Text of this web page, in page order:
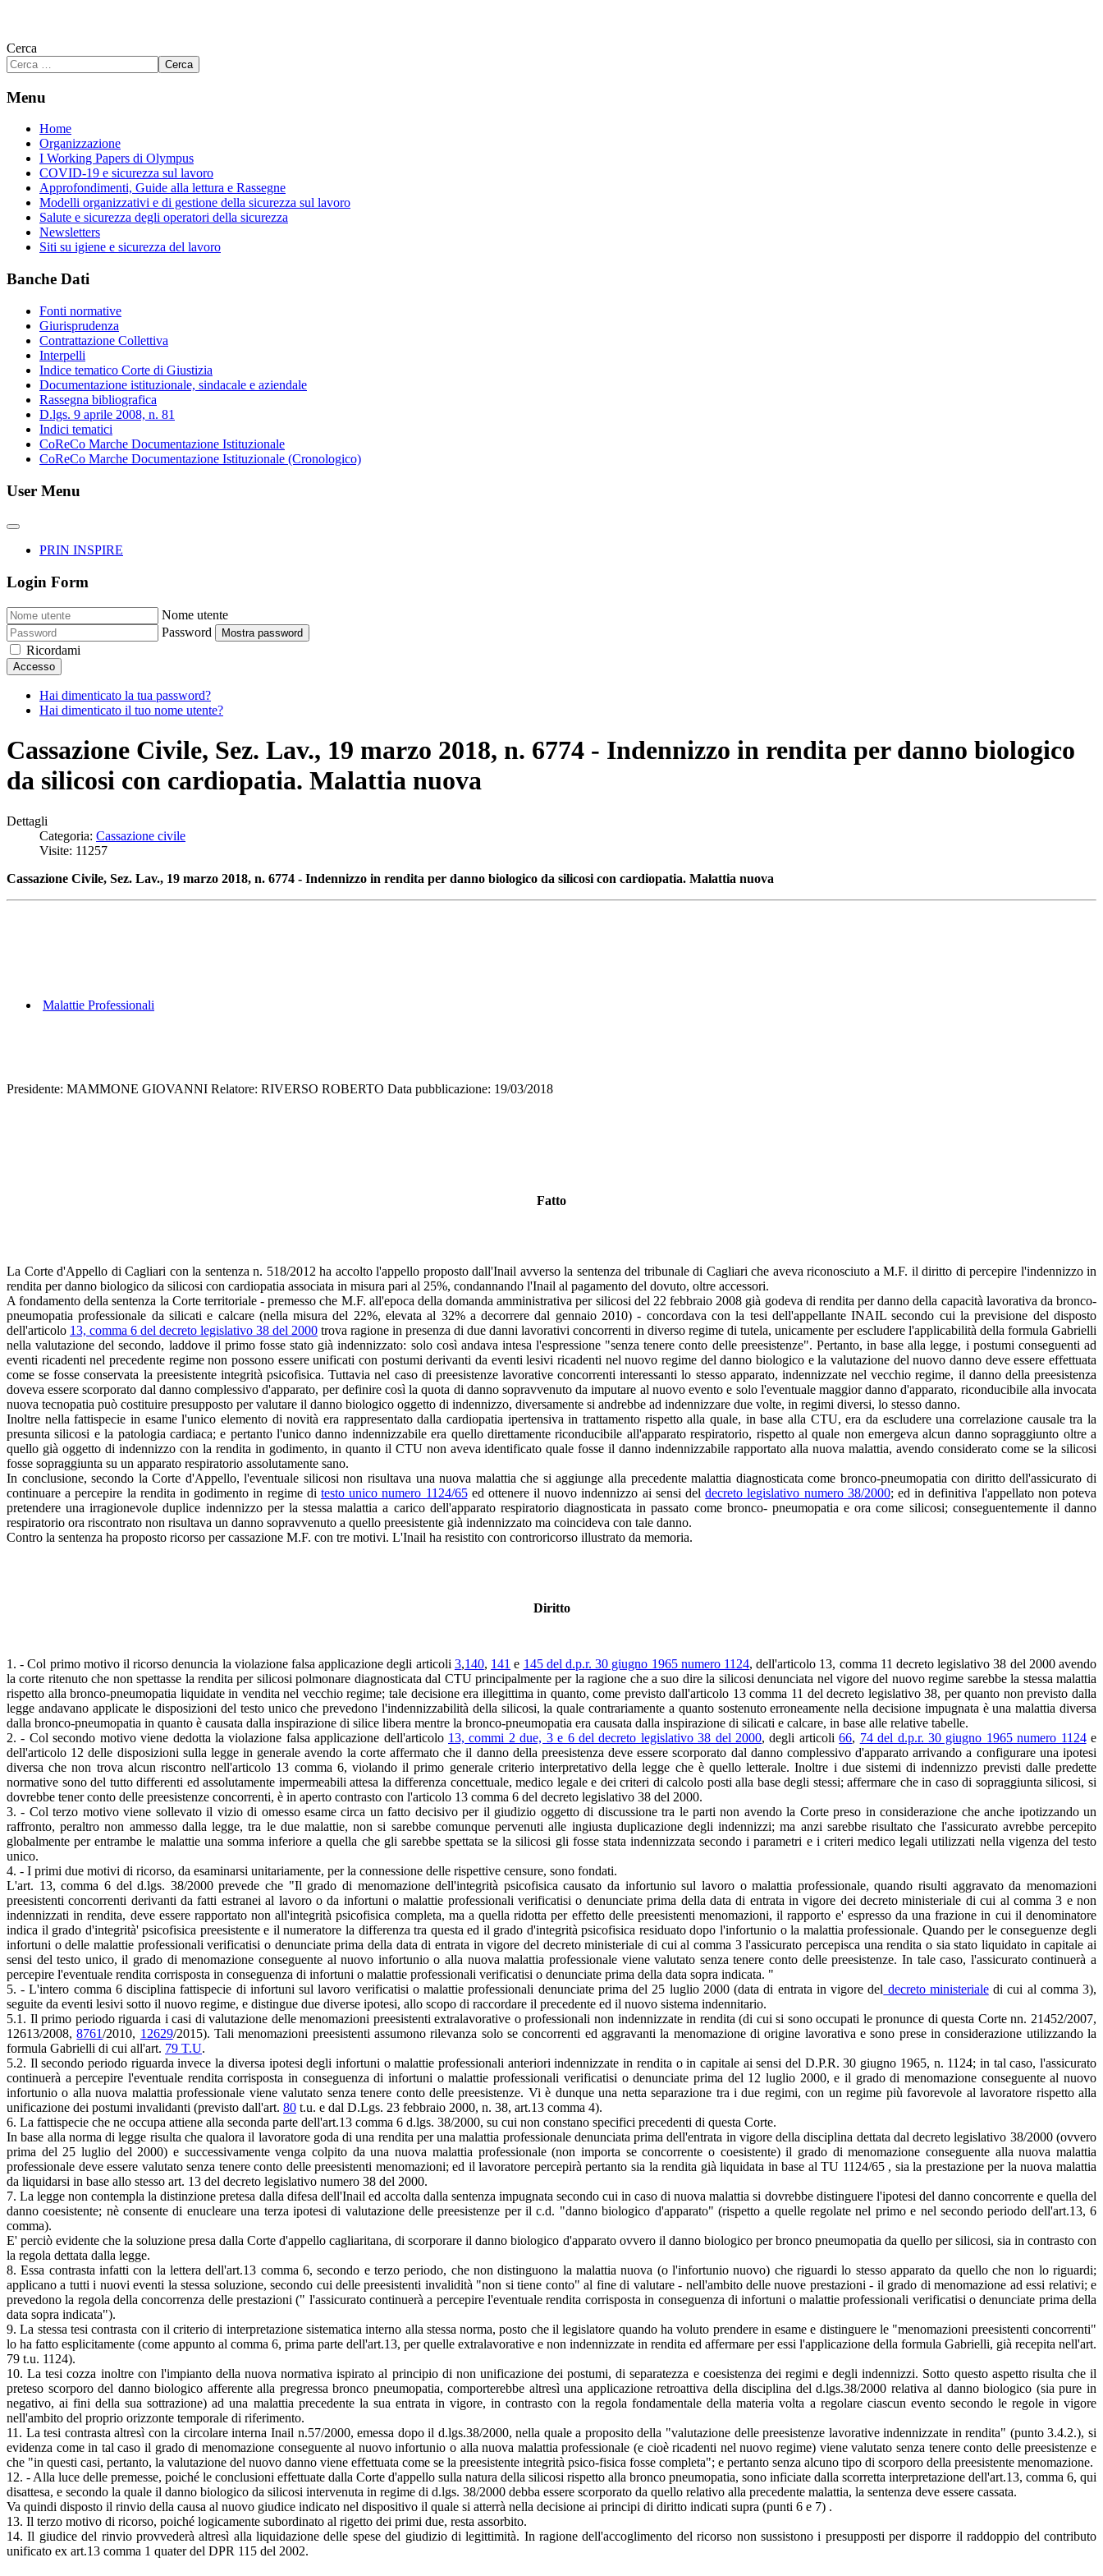
Cerca
Cerca
Menu
Home
Organizzazione
I Working Papers di Olympus
COVID-19 e sicurezza sul lavoro
Approfondimenti, Guide alla lettura e Rassegne
Modelli organizzativi e di gestione della sicurezza sul lavoro
Salute e sicurezza degli operatori della sicurezza
Newsletters
Siti su igiene e sicurezza del lavoro
Banche Dati
Fonti normative
Giurisprudenza
Contrattazione Collettiva
Interpelli
Indice tematico Corte di Giustizia
Documentazione istituzionale, sindacale e aziendale
Rassegna bibliografica
D.lgs. 9 aprile 2008, n. 81
Indici tematici
CoReCo Marche Documentazione Istituzionale
CoReCo Marche Documentazione Istituzionale (Cronologico)
User Menu
PRIN INSPIRE
Login Form
Nome utente
Password
Mostra password
Ricordami
Accesso
Hai dimenticato la tua password?
Hai dimenticato il tuo nome utente?
Cassazione Civile, Sez. Lav., 19 marzo 2018, n. 6774 - Indennizzo in rendita per danno biologico
da silicosi con cardiopatia. Malattia nuova
Dettagli
Categoria: Cassazione civile
Visite: 11257
Cassazione Civile, Sez. Lav., 19 marzo 2018, n. 6774 - Indennizzo in rendita per danno biologico da silicosi con cardiopatia. Malattia nuova
Malattie Professionali
Presidente: MAMMONE GIOVANNI Relatore: RIVERSO ROBERTO Data pubblicazione: 19/03/2018
Fatto
La Corte d'Appello di Cagliari con la sentenza n. 518/2012 ha accolto l'appello proposto dall'Inail avverso la sentenza del tribunale di Cagliari che aveva riconosciuto a M.F. il diritto di percepire l'indennizzo in
rendita per danno biologico da silicosi con cardiopatia associata in misura pari al 25%, condannando l'Inail al pagamento del dovuto, oltre accessori.
A fondamento della sentenza la Corte territoriale - premesso che M.F. all'epoca della domanda amministrativa per silicosi del 22 febbraio 2008 già godeva di rendita per danno della capacità lavorativa da bronco-
pneumopatia professionale da silicati e calcare (nella misura del 22%, elevata al 32% a decorrere dal gennaio 2010) - concordava con la tesi dell'appellante INAIL secondo cui la previsione del disposto
dell'articolo 13, comma 6 del decreto legislativo 38 del 2000 trova ragione in presenza di due danni lavorativi concorrenti in diverso regime di tutela, unicamente per escludere l'applicabilità della formula Gabrielli
nella valutazione del secondo, laddove il primo fosse stato già indennizzato: solo così andava intesa l'espressione "senza tenere conto delle preesistenze". Pertanto, in base alla legge, i postumi conseguenti ad
eventi ricadenti nel precedente regime non possono essere unificati con postumi derivanti da eventi lesivi ricadenti nel nuovo regime del danno biologico e la valutazione del nuovo danno deve essere effettuata
come se fosse conservata la preesistente integrità psicofisica. Tuttavia nel caso di preesistenze lavorative concorrenti interessanti lo stesso apparato, indennizzate nel vecchio regime, il danno della preesistenza
doveva essere scorporato dal danno complessivo d'apparato, per definire così la quota di danno sopravvenuto da imputare al nuovo evento e solo l'eventuale maggior danno d'apparato, riconducibile alla invocata
nuova tecnopatia può costituire presupposto per valutare il danno biologico oggetto di indennizzo, diversamente si andrebbe ad indennizzare due volte, in regimi diversi, lo stesso danno.
Inoltre nella fattispecie in esame l'unico elemento di novità era rappresentato dalla cardiopatia ipertensiva in trattamento rispetto alla quale, in base alla CTU, era da escludere una correlazione causale tra la
presunta silicosi e la patologia cardiaca; e pertanto l'unico danno indennizzabile era quello direttamente riconducibile all'apparato respiratorio, rispetto al quale non emergeva alcun danno sopraggiunto oltre a
quello già oggetto di indennizzo con la rendita in godimento, in quanto il CTU non aveva identificato quale fosse il danno indennizzabile rapportato alla nuova malattia, avendo considerato come se la silicosi
fosse sopraggiunta su un apparato respiratorio assolutamente sano.
In conclusione, secondo la Corte d'Appello, l'eventuale silicosi non risultava una nuova malattia che si aggiunge alla precedente malattia diagnosticata come bronco-pneumopatia con diritto dell'assicurato di
continuare a percepire la rendita in godimento in regime di testo unico numero 1124/65ed ottenere il nuovo indennizzo ai sensi deldecreto legislativo numero 38/2000; ed in definitiva l'appellato non poteva
pretendere una irragionevole duplice indennizzo per la stessa malattia a carico dell'apparato respiratorio diagnosticata in passato come bronco- pneumopatia e ora come silicosi; conseguentemente il danno
respiratorio ora riscontrato non risultava un danno sopravvenuto a quello preesistente già indennizzato ma coincideva con tale danno.
Contro la sentenza ha proposto ricorso per cassazione M.F. con tre motivi. L'Inail ha resistito con controricorso illustrato da memoria.
Diritto
1. - Col primo motivo il ricorso denuncia la violazione falsa applicazione degli articoli 3,140, 141 e 145 del d.p.r. 30 giugno 1965 numero 1124, dell'articolo 13, comma 11 decreto legislativo 38 del 2000 avendo
la corte ritenuto che non spettasse la rendita per silicosi polmonare diagnosticata dal CTU principalmente per la ragione che a suo dire la silicosi denunciata nel vigore del nuovo regime sarebbe la stessa malattia
rispetto alla bronco-pneumopatia liquidate in vendita nel vecchio regime; tale decisione era illegittima in quanto, come previsto dall'articolo 13 comma 11 del decreto legislativo 38, per quanto non previsto dalla
legge andavano applicate le disposizioni del testo unico che prevedono l'indennizzabilità della silicosi, la quale contrariamente a quanto sostenuto erroneamente nella decisione impugnata è una malattia diversa
dalla bronco-pneumopatia in quanto è causata dalla inspirazione di silice libera mentre la bronco-pneumopatia era causata dalla inspirazione di silicati e calcare, in base alle relative tabelle.
2. - Col secondo motivo viene dedotta la violazione falsa applicazione dell'articolo 13, commi 2 due, 3 e 6 del decreto legislativo 38 del 2000, degli articoli66, 74 del d.p.r. 30 giugno 1965 numero 1124e
dell'articolo 12 delle disposizioni sulla legge in generale avendo la corte affermato che il danno della preesistenza deve essere scorporato dal danno complessivo d'apparato arrivando a configurare una ipotesi
diversa che non trova alcun riscontro nell'articolo 13 comma 6, violando il primo generale criterio interpretativo della legge che è quello letterale. Inoltre i due sistemi di indennizzo previsti dalle predette
normative sono del tutto differenti ed assolutamente impermeabili attesa la differenza concettuale, medico legale e dei criteri di calcolo posti alla base degli stessi; affermare che in caso di sopraggiunta silicosi, si
dovrebbe tener conto delle preesistenze concorrenti, è in aperto contrasto con l'articolo 13 comma 6 del decreto legislativo 38 del 2000.
3. - Col terzo motivo viene sollevato il vizio di omesso esame circa un fatto decisivo per il giudizio oggetto di discussione tra le parti non avendo la Corte preso in considerazione che anche ipotizzando un
raffronto, peraltro non ammesso dalla legge, tra le due malattie, non si sarebbe comunque pervenuti alle ingiusta duplicazione degli indennizzi; ma anzi sarebbe risultato che l'assicurato avrebbe percepito
globalmente per entrambe le malattie una somma inferiore a quella che gli sarebbe spettata se la silicosi gli fosse stata indennizzata secondo i parametri e i criteri medico legali utilizzati nella vigenza del testo
unico.
4. - I primi due motivi di ricorso, da esaminarsi unitariamente, per la connessione delle rispettive censure, sono fondati.
L'art. 13, comma 6 del d.lgs. 38/2000 prevede che "Il grado di menomazione dell'integrità psicofisica causato da infortunio sul lavoro o malattia professionale, quando risulti aggravato da menomazioni
preesistenti concorrenti derivanti da fatti estranei al lavoro o da infortuni o malattie professionali verificatisi o denunciate prima della data di entrata in vigore dei decreto ministeriale di cui al comma 3 e non
indennizzati in rendita, deve essere rapportato non all'integrità psicofisica completa, ma a quella ridotta per effetto delle preesistenti menomazioni, il rapporto e' espresso da una frazione in cui il denominatore
indica il grado d'integrità' psicofisica preesistente e il numeratore la differenza tra questa ed il grado d'integrità psicofisica residuato dopo l'infortunio o la malattia professionale. Quando per le conseguenze degli
infortuni o delle malattie professionali verificatisi o denunciate prima della data di entrata in vigore del decreto ministeriale di cui al comma 3 l'assicurato percepisca una rendita o sia stato liquidato in capitale ai
sensi del testo unico, il grado di menomazione conseguente al nuovo infortunio o alla nuova malattia professionale viene valutato senza tenere conto delle preesistenze. In tale caso, l'assicurato continuerà a
percepire l'eventuale rendita corrisposta in conseguenza di infortuni o malattie professionali verificatisi o denunciate prima della data sopra indicata. "
5. - L'intero comma 6 disciplina fattispecie di infortuni sul lavoro verificatisi o malattie professionali denunciate prima del 25 luglio 2000 (data di entrata in vigore del decreto ministerialedi cui al comma 3),
seguite da eventi lesivi sotto il nuovo regime, e distingue due diverse ipotesi, allo scopo di raccordare il precedente ed il nuovo sistema indennitario.
5.1. Il primo periodo riguarda i casi di valutazione delle menomazioni preesistenti extralavorative o professionali non indennizzate in rendita (di cui si sono occupati le pronunce di questa Corte nn. 21452/2007,
12613/2008,8761/2010, 12629/2015). Tali menomazioni preesistenti assumono rilevanza solo se concorrenti ed aggravanti la menomazione di origine lavorativa e sono prese in considerazione utilizzando la
formula Gabrielli di cui all'art. 79 T.U.
5.2. Il secondo periodo riguarda invece la diversa ipotesi degli infortuni o malattie professionali anteriori indennizzate in rendita o in capitale ai sensi del D.P.R. 30 giugno 1965, n. 1124; in tal caso, l'assicurato
continuerà a percepire l'eventuale rendita corrisposta in conseguenza di infortuni o malattie professionali verificatisi o denunciate prima del 12 luglio 2000, e il grado di menomazione conseguente al nuovo
infortunio o alla nuova malattia professionale viene valutato senza tenere conto delle preesistenze. Vi è dunque una netta separazione tra i due regimi, con un regime più favorevole al lavoratore rispetto alla
unificazione dei postumi invalidanti (previsto dall'art. 80 t.u. e dal D.Lgs. 23 febbraio 2000, n. 38, art.13 comma 4).
6. La fattispecie che ne occupa attiene alla seconda parte dell'art.13 comma 6 d.lgs. 38/2000, su cui non constano specifici precedenti di questa Corte.
In base alla norma di legge risulta che qualora il lavoratore goda di una rendita per una malattia professionale denunciata prima dell'entrata in vigore della disciplina dettata dal decreto legislativo 38/2000 (ovvero
prima del 25 luglio del 2000) e successivamente venga colpito da una nuova malattia professionale (non importa se concorrente o coesistente) il grado di menomazione conseguente alla nuova malattia
professionale deve essere valutato senza tenere conto delle preesistenti menomazioni; ed il lavoratore percepirà pertanto sia la rendita già liquidata in base al TU 1124/65 , sia la prestazione per la nuova malattia
da liquidarsi in base allo stesso art. 13 del decreto legislativo numero 38 del 2000.
7. La legge non contempla la distinzione pretesa dalla difesa dell'Inail ed accolta dalla sentenza impugnata secondo cui in caso di nuova malattia si dovrebbe distinguere l'ipotesi del danno concorrente e quella del
danno coesistente; nè consente di enucleare una terza ipotesi di valutazione delle preesistenze per il c.d. "danno biologico d'apparato" (rispetto a quelle regolate nel primo e nel secondo periodo dell'art.13, 6
comma).
E' perciò evidente che la soluzione presa dalla Corte d'appello cagliaritana, di scorporare il danno biologico d'apparato ovvero il danno biologico per bronco pneumopatia da quello per silicosi, sia in contrasto con
la regola dettata dalla legge.
8. Essa contrasta infatti con la lettera dell'art.13 comma 6, secondo e terzo periodo, che non distinguono la malattia nuova (o l'infortunio nuovo) che riguardi lo stesso apparato da quello che non lo riguardi;
applicano a tutti i nuovi eventi la stessa soluzione, secondo cui delle preesistenti invalidità "non si tiene conto" al fine di valutare - nell'ambito delle nuove prestazioni - il grado di menomazione ad essi relativi; e
prevedono la regola della concorrenza delle prestazioni (" l'assicurato continuerà a percepire l'eventuale rendita corrisposta in conseguenza di infortuni o malattie professionali verificatisi o denunciate prima della
data sopra indicata").
9. La stessa tesi contrasta con il criterio di interpretazione sistematica interno alla stessa norma, posto che il legislatore quando ha voluto prendere in esame e distinguere le "menomazioni preesistenti concorrenti"
lo ha fatto esplicitamente (come appunto al comma 6, prima parte dell'art.13, per quelle extralavorative e non indennizzate in rendita ed affermare per essi l'applicazione della formula Gabrielli, già recepita nell'art.
79 t.u. 1124).
10. La tesi cozza inoltre con l'impianto della nuova normativa ispirato al principio di non unificazione dei postumi, di separatezza e coesistenza dei regimi e degli indennizzi. Sotto questo aspetto risulta che il
preteso scorporo del danno biologico afferente alla pregressa bronco pneumopatia, comporterebbe altresì una applicazione retroattiva della disciplina del d.lgs.38/2000 relativa al danno biologico (sia pure in
negativo, ai fini della sua sottrazione) ad una malattia precedente la sua entrata in vigore, in contrasto con la regola fondamentale della materia volta a regolare ciascun evento secondo le regole in vigore
nell'ambito del proprio orizzonte temporale di riferimento.
11. La tesi contrasta altresì con la circolare interna Inail n.57/2000, emessa dopo il d.lgs.38/2000, nella quale a proposito della "valutazione delle preesistenze lavorative indennizzate in rendita" (punto 3.4.2.), si
evidenza come in tal caso il grado di menomazione conseguente al nuovo infortunio o alla nuova malattia professionale (e cioè ricadenti nel nuovo regime) viene valutato senza tenere conto delle preesistenze e
che "in questi casi, pertanto, la valutazione del nuovo danno viene effettuata come se la preesistente integrità psico-fisica fosse completa"; e pertanto senza alcuno tipo di scorporo della preesistente menomazione.
12. - Alla luce delle premesse, poiché le conclusioni effettuate dalla Corte d'appello sulla natura della silicosi rispetto alla bronco pneumopatia, sono inficiate dalla scorretta interpretazione dell'art.13, comma 6, qui
disattesa, e secondo la quale il danno biologico da silicosi intervenuta in regime di d.lgs. 38/2000 debba essere scorporato da quello relativo alla precedente malattia, la sentenza deve essere cassata.
Va quindi disposto il rinvio della causa al nuovo giudice indicato nel dispositivo il quale si atterrà nella decisione ai principi di diritto indicati supra (punti 6 e 7) .
13. Il terzo motivo di ricorso, poiché logicamente subordinato al rigetto dei primi due, resta assorbito.
14. Il giudice del rinvio provvederà altresì alla liquidazione delle spese del giudizio di legittimità. In ragione dell'accoglimento del ricorso non sussistono i presupposti per disporre il raddoppio del contributo
unificato ex art.13 comma 1 quater del DPR 115 del 2002.